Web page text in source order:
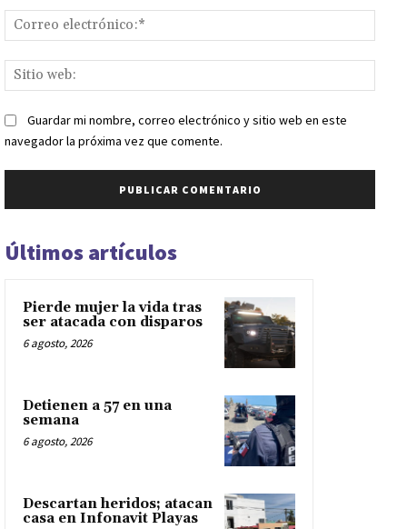
web:
Guardar mi nombre, correo electrónico y sitio web en este
navegador la próxima vez que comente.
Últimos artículos
Pierde mujer la vida tras
ser atacada con disparos
6 agosto, 2026
Detienen a 57 en una
semana
6 agosto, 2026
Descartan heridos; atacan
casa en Infonavit Playas